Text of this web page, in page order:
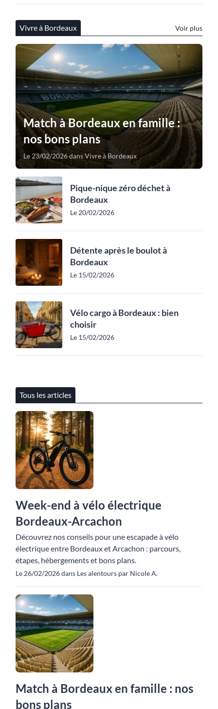
Vivre à Bordeaux Voir plus
Match à Bordeaux en famille :
nos bons plans
Le 23/02/2026 dans Vivre à Bordeaux
Pique-nique zéro déchet à
Bordeaux
Le 20/02/2026
Détente après le boulot à
Bordeaux
Le 15/02/2026
Vélo cargo à Bordeaux : bien
choisir
Le 15/02/2026
Tous les articles
Week-end à vélo électrique
Bordeaux-Arcachon
Découvrez nos conseils pour une escapade à vélo
électrique entre Bordeaux et Arcachon : parcours,
étapes, hébergements et bons plans.
Le 26/02/2026 dans Les alentours par Nicole A.
Match à Bordeaux en famille : nos
bons plans